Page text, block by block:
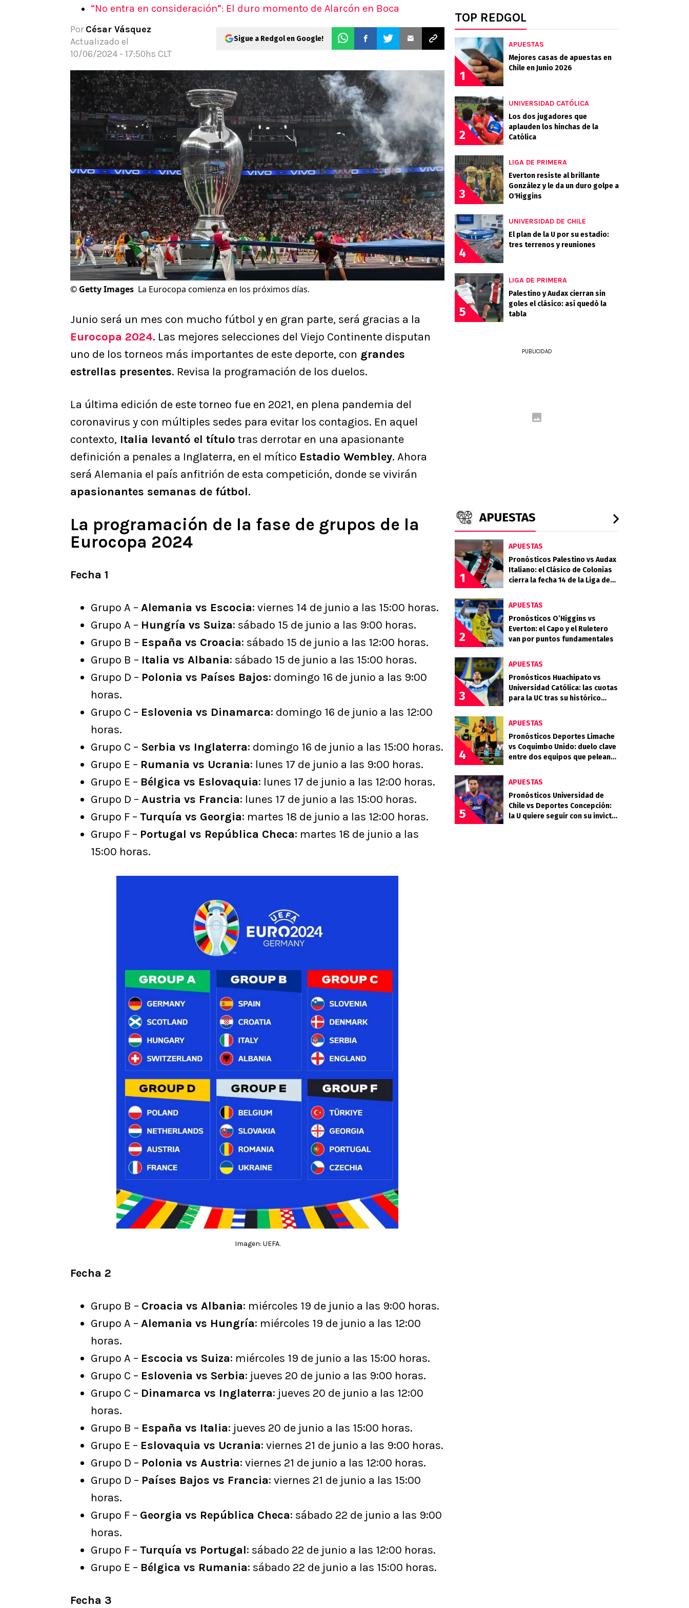
Pronósticos
Apuesta del día
Apuestas Mundial 2026
“No entra en consideración”: El duro momento de Alarcón en Boca
Por César Vásquez
Actualizado el
10/06/2024 - 17:50hs CLT
Sigue a Redgol en Google!
© Getty Images La Eurocopa comienza en los próximos días.
Junio será un mes con mucho fútbol y en gran parte, será gracias a la
Eurocopa 2024. Las mejores selecciones del Viejo Continente disputan
uno de los torneos más importantes de este deporte, con grandes
estrellas presentes. Revisa la programación de los duelos.
La última edición de este torneo fue en 2021, en plena pandemia del
coronavirus y con múltiples sedes para evitar los contagios. En aquel
contexto, Italia levantó el título tras derrotar en una apasionante
definición a penales a Inglaterra, en el mítico Estadio Wembley. Ahora
será Alemania el país anfitrión de esta competición, donde se vivirán
apasionantes semanas de fútbol.
La programación de la fase de grupos de la
Eurocopa 2024
Fecha 1
Grupo A – Alemania vs Escocia: viernes 14 de junio a las 15:00 horas.
Grupo A – Hungría vs Suiza: sábado 15 de junio a las 9:00 horas.
Grupo B – España vs Croacia: sábado 15 de junio a las 12:00 horas.
Grupo B – Italia vs Albania: sábado 15 de junio a las 15:00 horas.
Grupo D – Polonia vs Países Bajos: domingo 16 de junio a las 9:00
horas.
Grupo C – Eslovenia vs Dinamarca: domingo 16 de junio a las 12:00
horas.
Grupo C – Serbia vs Inglaterra: domingo 16 de junio a las 15:00 horas.
Grupo E – Rumania vs Ucrania: lunes 17 de junio a las 9:00 horas.
Grupo E – Bélgica vs Eslovaquia: lunes 17 de junio a las 12:00 horas.
Grupo D – Austria vs Francia: lunes 17 de junio a las 15:00 horas.
Grupo F – Turquía vs Georgia: martes 18 de junio a las 12:00 horas.
Grupo F – Portugal vs República Checa: martes 18 de junio a las
15:00 horas.
Imagen: UEFA.
Fecha 2
Grupo B – Croacia vs Albania: miércoles 19 de junio a las 9:00 horas.
Grupo A – Alemania vs Hungría: miércoles 19 de junio a las 12:00
horas.
Grupo A – Escocia vs Suiza: miércoles 19 de junio a las 15:00 horas.
Grupo C – Eslovenia vs Serbia: jueves 20 de junio a las 9:00 horas.
Grupo C – Dinamarca vs Inglaterra: jueves 20 de junio a las 12:00
horas.
Grupo B – España vs Italia: jueves 20 de junio a las 15:00 horas.
Grupo E – Eslovaquia vs Ucrania: viernes 21 de junio a las 9:00 horas.
Grupo D – Polonia vs Austria: viernes 21 de junio a las 12:00 horas.
Grupo D – Países Bajos vs Francia: viernes 21 de junio a las 15:00
horas.
Grupo F – Georgia vs República Checa: sábado 22 de junio a las 9:00
horas.
Grupo F – Turquía vs Portugal: sábado 22 de junio a las 12:00 horas.
Grupo E – Bélgica vs Rumania: sábado 22 de junio a las 15:00 horas.
Fecha 3
TOP REDGOL
1
APUESTAS
Mejores casas de apuestas en
Chile en Junio 2026
2
UNIVERSIDAD CATÓLICA
Los dos jugadores que
aplauden los hinchas de la
Católica
3
LIGA DE PRIMERA
Everton resiste al brillante
González y le da un duro golpe a
O'Higgins
4
UNIVERSIDAD DE CHILE
El plan de la U por su estadio:
tres terrenos y reuniones
5
LIGA DE PRIMERA
Palestino y Audax cierran sin
goles el clásico: así quedó la
tabla
PUBLICIDAD
APUESTAS
1
APUESTAS
Pronósticos Palestino vs Audax
Italiano: el Clásico de Colonias
cierra la fecha 14 de la Liga de
2
APUESTAS
Pronósticos O’Higgins vs
Everton: el Capo y el Ruletero
van por puntos fundamentales
3
APUESTAS
Pronósticos Huachipato vs
Universidad Católica: las cuotas
para la UC tras su histórico
4
APUESTAS
Pronósticos Deportes Limache
vs Coquimbo Unido: duelo clave
entre dos equipos que pelean
5
APUESTAS
Pronósticos Universidad de
Chile vs Deportes Concepción:
la U quiere seguir con su invicto